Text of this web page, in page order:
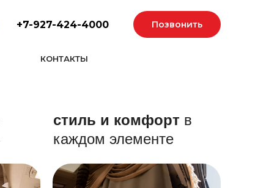
+7-927-424-4000 Позвонить
КОНТАКТЫ
стиль и комфорт в
каждом элементе